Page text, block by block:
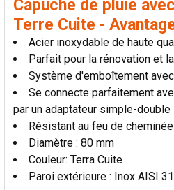
LA
SÉLECTION
AU PANIER
Capuche de pluie
Terre Cuite -
Acier inoxydable de haute
Parfait pour la rénovation et
Système d'emboîtement
Se connecte parfaitement
par un adaptateur simple-double
Résistant au feu de cheminée
Diamètre : 80 mm
Couleur: Terra Cuite
Paroi extérieure : Inox AISI